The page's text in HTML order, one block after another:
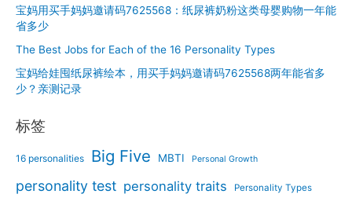
宝妈用买手妈妈邀请码7625568：纸尿裤奶粉这类母婴购物一年能
省多少
The Best Jobs for Each of the 16 Personality Types
宝妈给娃囤纸尿裤绘本，用买手妈妈邀请码7625568两年能省多
少？亲测记录
标签
16 personalities Big Five MBTI Personal Growth
personality test personality traits Personality Types